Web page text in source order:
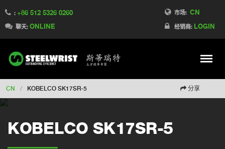
市场: CN
经销商: LOGIN
: +86 512 5326 0260
聊天: ONLINE
Meny
Switch to France
Switch to Finland
Switch to Denmark
Switch to Australia
CN / KOBELCO SK17SR-5 分享
KOBELCO SK17SR-5